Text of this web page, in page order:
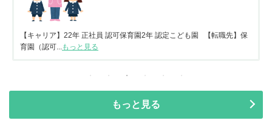
【キャリア】22年 正社員 認可保育園2年 認定こども園 【転職先】保
育園（認可...もっと見る
もっと見る